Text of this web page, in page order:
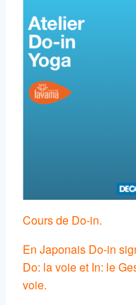
Cours de Do-in.
En Japonais Do-in
Do: la voie et In: le
voie.